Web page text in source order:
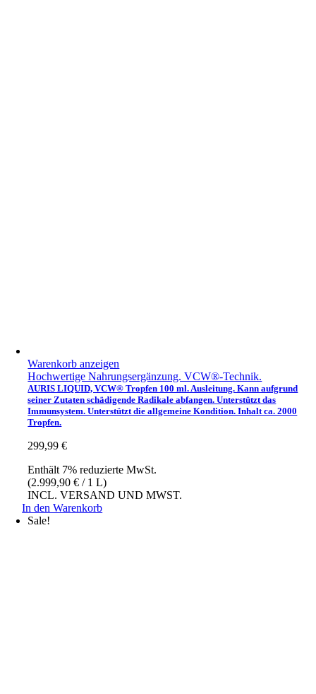
Warenkorb anzeigen
Hochwertige Nahrungsergänzung. VCW®-Technik.
AURIS LIQUID, VCW® Tropfen 100 ml. Ausleitung. Kann aufgrund
seiner Zutaten schädigende Radikale abfangen. Unterstützt das
Immunsystem. Unterstützt die allgemeine Kondition. Inhalt ca. 2000
Tropfen.
299,99€
Enthält 7% reduzierte MwSt.
(2.999,90€ / 1 L)
INCL. VERSAND UND MWST.
In den Warenkorb
Sale!